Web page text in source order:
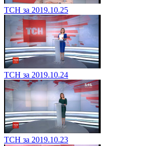
ТСН за 2019.10.25
ТСН за 2019.10.24
ТСН за 2019.10.23